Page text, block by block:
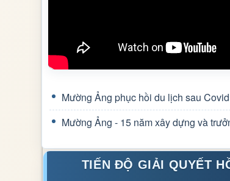
Mường Ảng phục hồi du lịch sau
Mường Ảng - 15 năm xây dựng và
TIẾN ĐỘ GIẢI QUYẾT